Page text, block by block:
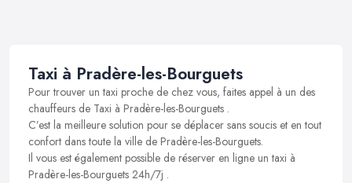
Taxi à Pradère-les-Bourguets
Pour trouver un taxi proche de chez vous, faites appel à un des
chauffeurs de Taxi à Pradère-les-Bourguets .
C’est la meilleure solution pour se déplacer sans soucis et en tout
confort dans toute la ville de Pradère-les-Bourguets.
Il vous est également possible de réserver en ligne un taxi à
Pradère-les-Bourguets 24h/7j .